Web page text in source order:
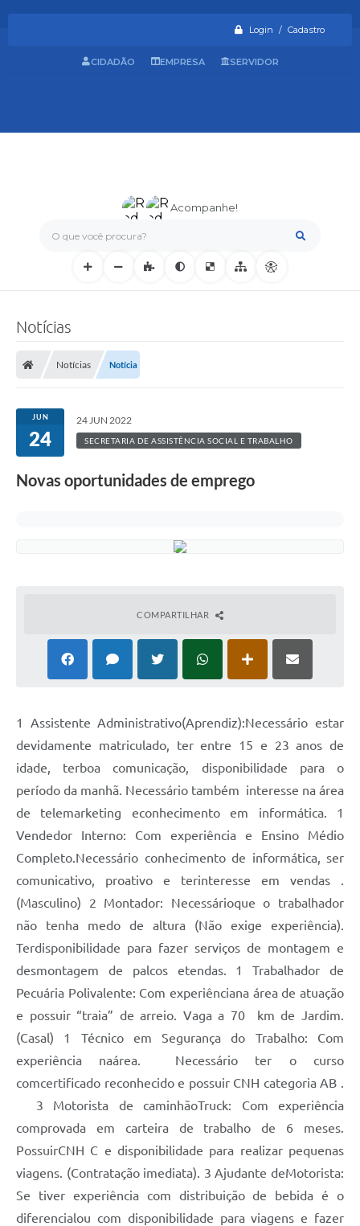
Login / Cadastro
O que você procura?
Acompanhe!
CIDADÃO EMPRESA SERVIDOR
Notícias
Notícias Notícia
JUN
24
24 JUN 2022
SECRETARIA DE ASSISTÊNCIA SOCIAL E TRABALHO
Novas oportunidades de emprego
COMPARTILHAR
1 Assistente Administrativo(Aprendiz):Necessário estar
devidamente matriculado, ter entre 15 e 23 anos de
idade, terboa comunicação, disponibilidade para o
período da manhã. Necessário também interesse na área
de telemarketing econhecimento em informática. 1
Vendedor Interno: Com experiência e Ensino Médio
Completo.Necessário conhecimento de informática, ser
comunicativo, proativo e terinteresse em vendas .
(Masculino) 2 Montador: Necessárioque o trabalhador
não tenha medo de altura (Não exige experiência).
Terdisponibilidade para fazer serviços de montagem e
desmontagem de palcos etendas. 1 Trabalhador de
Pecuária Polivalente: Com experiênciana área de atuação
e possuir “traia” de arreio. Vaga a 70 km de Jardim.
(Casal) 1 Técnico em Segurança do Trabalho: Com
experiência naárea. Necessário ter o curso
comcertificado reconhecido e possuir CNH categoria AB .
3 Motorista de caminhãoTruck: Com experiência
comprovada em carteira de trabalho de 6 meses.
PossuirCNH C e disponibilidade para realizar pequenas
viagens. (Contratação imediata). 3 Ajudante deMotorista:
Se tiver experiência com distribuição de bebida é o
diferencialou com disponibilidade para viagens e fazer